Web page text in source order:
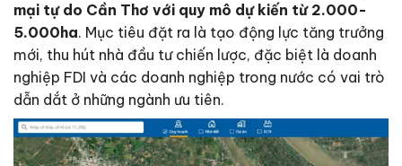
mại tự do Cần Thơ với quy mô dự kiến từ 2.000-
5.000ha. Mục tiêu đặt ra là tạo động lực tăng trưởng
mới, thu hút nhà đầu tư chiến lược, đặc biệt là doanh
nghiệp FDI và các doanh nghiệp trong nước có vai trò
dẫn dắt ở những ngành ưu tiên.